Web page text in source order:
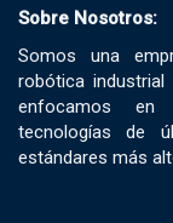
Sobre Nosotros:
Somos una
robótica
enfocamos en
tecnologías de
estándares más